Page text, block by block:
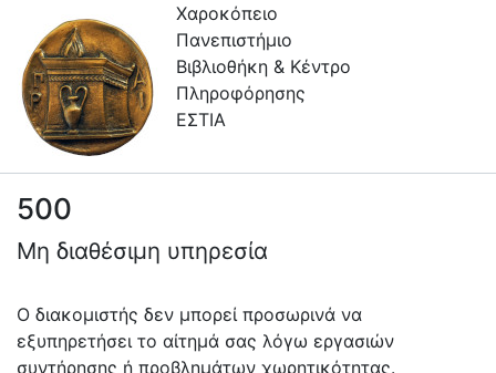
Χαροκόπειο
Πανεπιστήμιο
Βιβλιοθήκη & Κέντρο
Πληροφόρησης
ΕΣΤΙΑ
Πληροφορίες
Επικοινωνία
Υπηρεσίες
Αυτοαπόθεσης
500
Μη διαθέσιμη υπηρεσία
Ο διακομιστής δεν μπορεί προσωρινά να
εξυπηρετήσει το αίτημά σας λόγω εργασιών
συντήρησης ή προβλημάτων χωρητικότητας.